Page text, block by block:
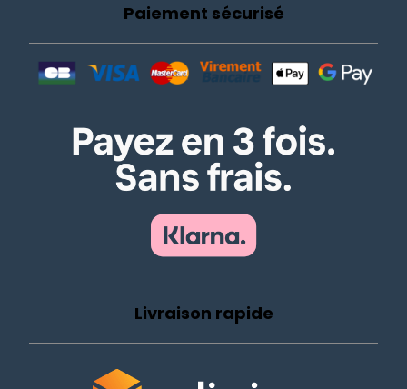
Paiement sécurisé
Livraison rapide